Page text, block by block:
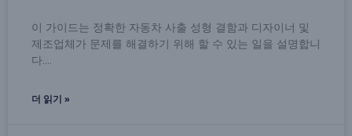
이 가이드는 정확한 자동차 사출 성형 결함과 디자이너 및
제조업체가 문제를 해결하기 위해 할 수 있는 일을 설명합니
다.
더 읽기 »